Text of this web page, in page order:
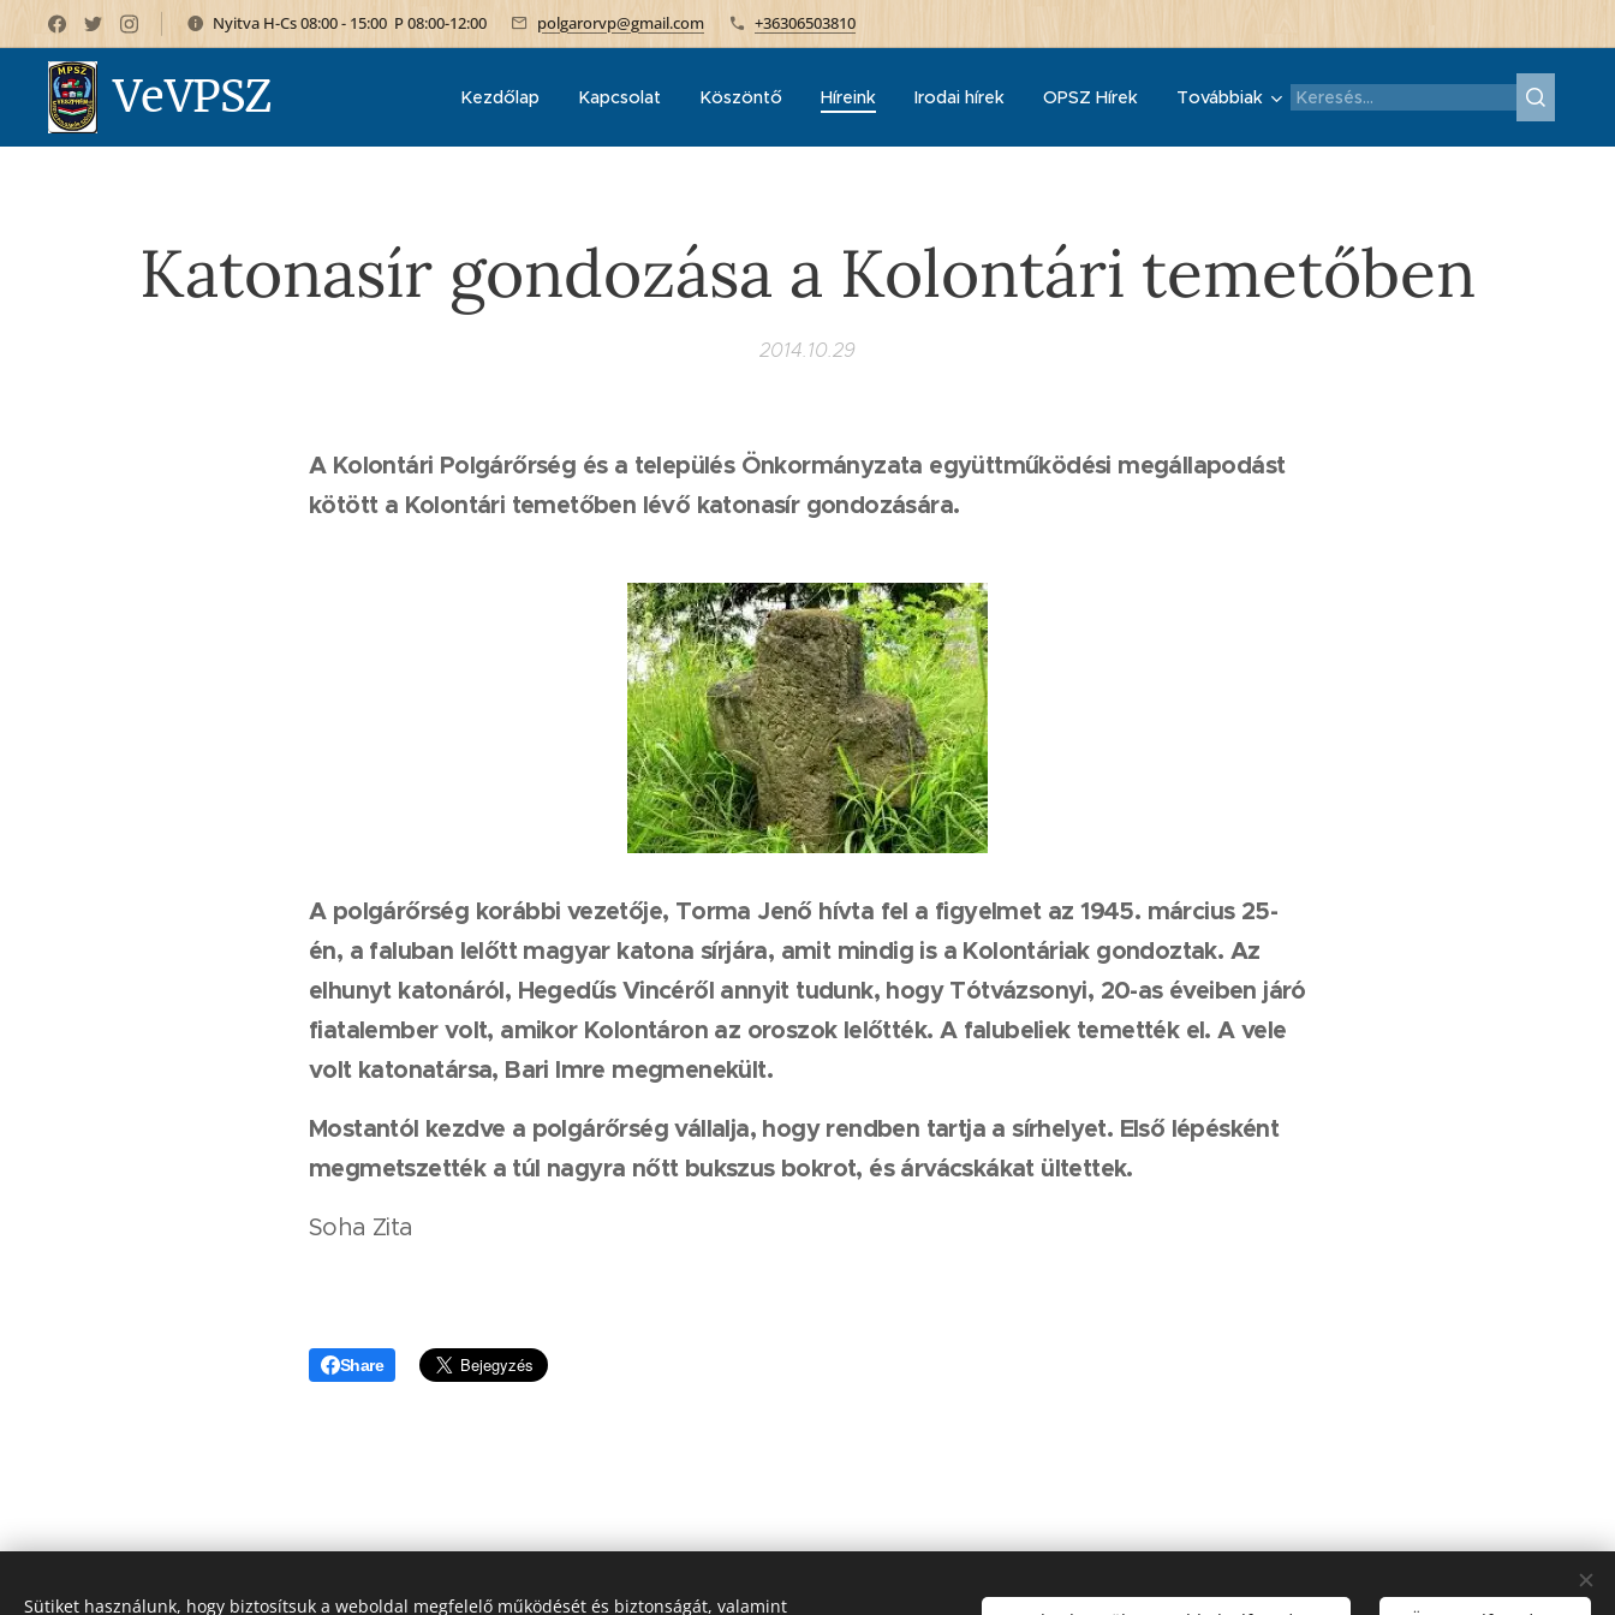
Nyitva H-Cs 08:00 - 15:00 P 08:00-12:00 polgarorvp@gmail.com +36306503810
VeVPSZ Kezdőlap Kapcsolat Köszöntő Híreink Irodai hírek OPSZ Hírek Továbbiak
Katonasír gondozása a Kolontári temetőben
2014.10.29
A Kolontári Polgárőrség és a település Önkormányzata együttműködési megállapodást
kötött a Kolontári temetőben lévő katonasír gondozására.
A polgárőrség korábbi vezetője, Torma Jenő hívta fel a figyelmet az 1945. március 25-
én, a faluban lelőtt magyar katona sírjára, amit mindig is a Kolontáriak gondoztak. Az
elhunyt katonáról, Hegedűs Vincéről annyit tudunk, hogy Tótvázsonyi, 20-as éveiben járó
fiatalember volt, amikor Kolontáron az oroszok lelőtték. A falubeliek temették el. A vele
volt katonatársa, Bari Imre megmenekült.
Mostantól kezdve a polgárőrség vállalja, hogy rendben tartja a sírhelyet. Első lépésként
megmetszették a túl nagyra nőtt bukszus bokrot, és árvácskákat ültettek.
Soha Zita
Share
Sütiket használunk, hogy biztosítsuk a weboldal megfelelő működését és biztonságát, valamint